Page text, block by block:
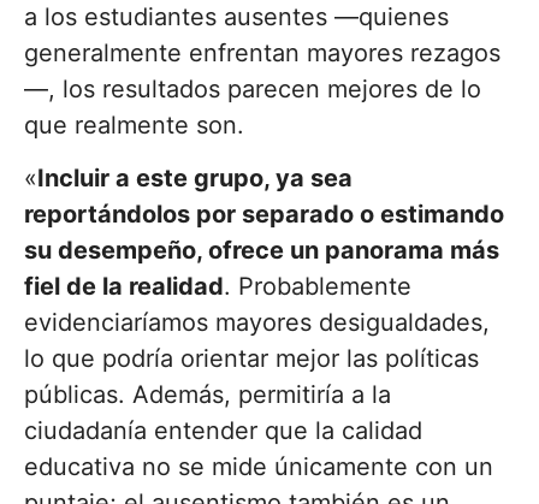
a los estudiantes ausentes —quienes
generalmente enfrentan mayores rezagos
—, los resultados parecen mejores de lo
que realmente son.
«Incluir a este grupo, ya sea
reportándolos por separado o estimando
su desempeño, ofrece un panorama más
fiel de la realidad. Probablemente
evidenciaríamos mayores desigualdades,
lo que podría orientar mejor las políticas
públicas. Además, permitiría a la
ciudadanía entender que la calidad
educativa no se mide únicamente con un